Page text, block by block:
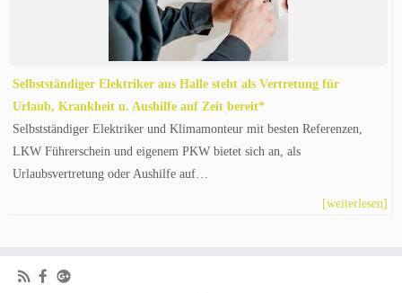
Selbstständiger Elektriker aus Halle steht als Vertretung für
Urlaub, Krankheit u. Aushilfe auf Zeit bereit*
Selbstständiger Elektriker und Klimamonteur mit besten Referenzen,
LKW Führerschein und eigenem PKW bietet sich an, als
Urlaubsvertretung oder Aushilfe auf…
[weiterlesen]